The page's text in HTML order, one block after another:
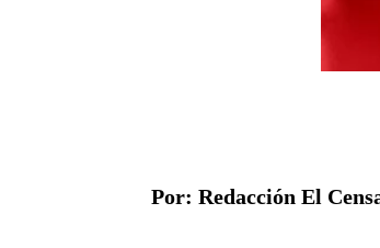
Por: Redacción El